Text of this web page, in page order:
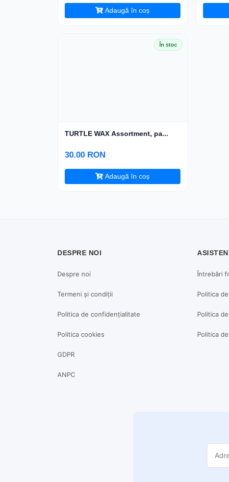
Adaugă în coș
În stoc
TURTLE WAX Assortment, pa...
30.00 RON
Adaugă în coș
DESPRE NOI
Despre noi
Termeni și condiții
Politica de confidențialitate
Politica cookies
GDPR
ANPC
Întrebări
Politica
Politica
Politica